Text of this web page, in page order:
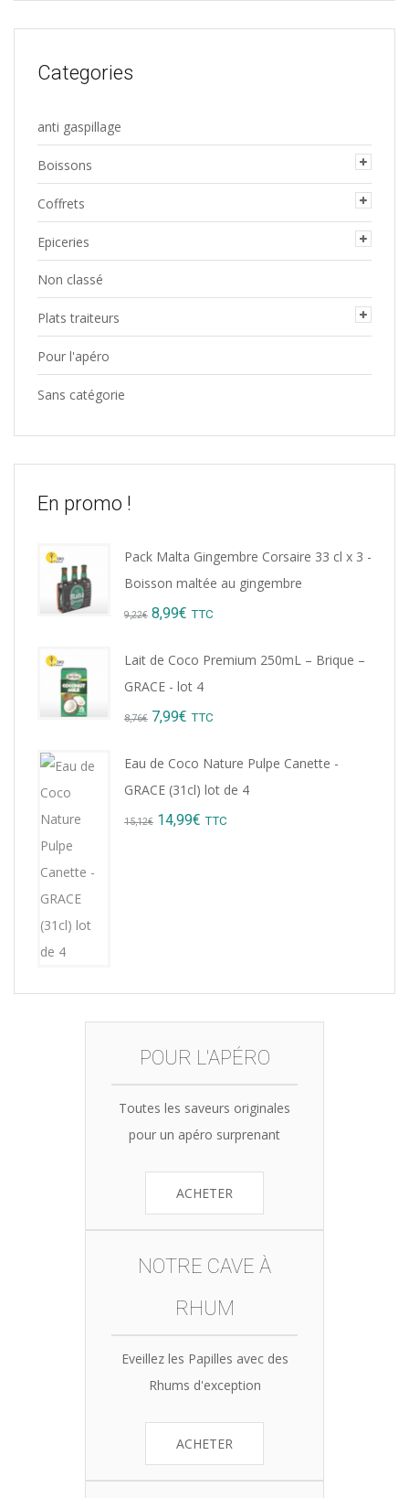
pour :
Categories
anti gaspillage
Boissons
Coffrets
Epiceries
Non classé
Plats traiteurs
Pour l'apéro
Sans catégorie
En promo !
Pack Malta Gingembre Corsaire 33 cl x 3 -
Boisson maltée au gingembre
9,22€ Original
8,99€ Current
TTC
Lait de Coco Premium 250mL – Brique –
GRACE - lot 4
8,76€ Original
7,99€ Current
TTC
Eau de Coco Nature Pulpe Canette -
GRACE (31cl) lot de 4
15,12€ Original
14,99€ Current
TTC
POUR L'APÉRO
Toutes les saveurs originales
pour un apéro surprenant
ACHETER
NOTRE CAVE À
RHUM
Eveillez les Papilles avec des
Rhums d'exception
ACHETER